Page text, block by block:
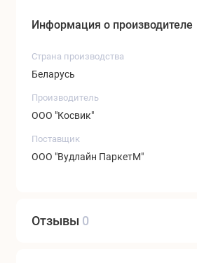
Информация о производителе
Страна производства
Беларусь
Производитель
ООО "Косвик"
Поставщик
ООО "Вудлайн ПаркетМ"
Отзывы 0